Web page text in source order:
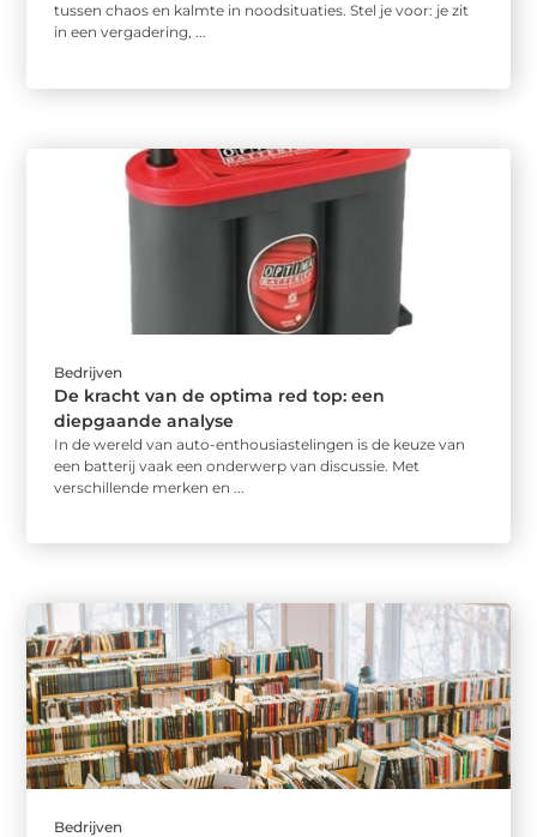
tussen chaos en kalmte in noodsituaties. Stel je voor: je zit
in een vergadering, ...
Bedrijven
De kracht van de optima red top: een
diepgaande analyse
In de wereld van auto-enthousiastelingen is de keuze van
een batterij vaak een onderwerp van discussie. Met
verschillende merken en ...
Bedrijven